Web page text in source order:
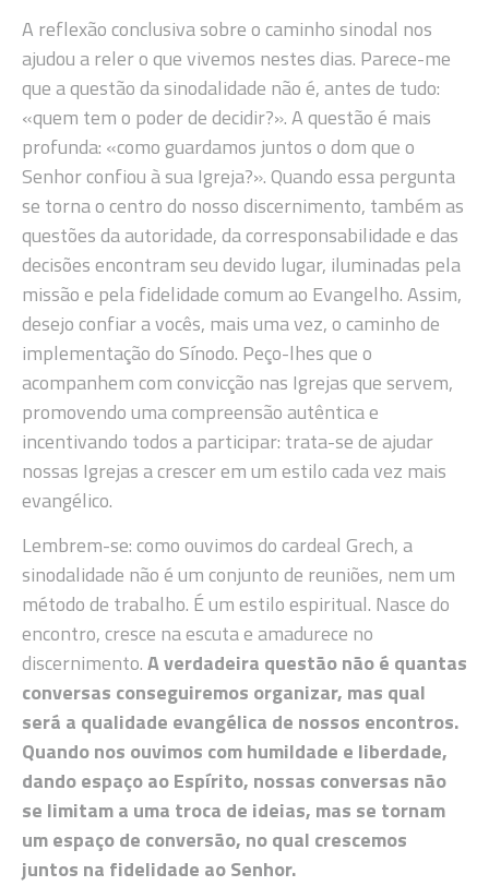
A reflexão conclusiva sobre o caminho sinodal nos
ajudou a reler o que vivemos nestes dias. Parece-me
que a questão da sinodalidade não é, antes de tudo:
«quem tem o poder de decidir?». A questão é mais
profunda: «como guardamos juntos o dom que o
Senhor confiou à sua Igreja?». Quando essa pergunta
se torna o centro do nosso discernimento, também as
questões da autoridade, da corresponsabilidade e das
decisões encontram seu devido lugar, iluminadas pela
missão e pela fidelidade comum ao Evangelho. Assim,
desejo confiar a vocês, mais uma vez, o caminho de
implementação do Sínodo. Peço-lhes que o
acompanhem com convicção nas Igrejas que servem,
promovendo uma compreensão autêntica e
incentivando todos a participar: trata-se de ajudar
nossas Igrejas a crescer em um estilo cada vez mais
evangélico.
Lembrem-se: como ouvimos do cardeal Grech, a
sinodalidade não é um conjunto de reuniões, nem um
método de trabalho. É um estilo espiritual. Nasce do
encontro, cresce na escuta e amadurece no
discernimento.A verdadeira questão não é quantas
conversas conseguiremos organizar, mas qual
será a qualidade evangélica de nossos encontros.
Quando nos ouvimos com humildade e liberdade,
dando espaço ao Espírito, nossas conversas não
se limitam a uma troca de ideias, mas se tornam
um espaço de conversão, no qual crescemos
juntos na fidelidade ao Senhor.